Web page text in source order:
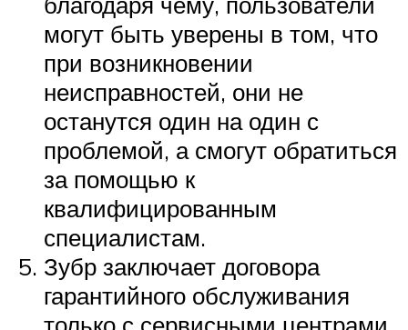
могут быть уверены в том, что
при возникновении
неисправностей, они не
останутся один на один с
проблемой, а смогут обратиться
за помощью к
квалифицированным
специалистам.
Зубр заключает договора
гарантийного обслуживания